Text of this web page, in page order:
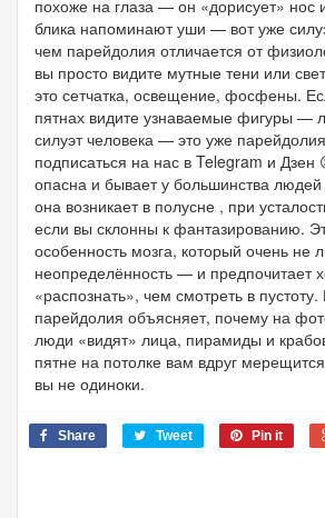
похоже на глаза — он «дорисует» нос
блика напоминают уши — вот уже
чем парейдолия отличается от
вы просто видите мутные тени или
это сетчатка, освещение, фосфены.
пятнах видите узнаваемые фигуры —
силуэт человека — это уже
подписаться на нас в Telegram и
опасна и бывает у большинства
она возникает в полусне , при
если вы склонны к фантазированию.
особенность мозга, который очень не
неопределённость — и предпочитает
«распознать», чем смотреть в
парейдолия объясняет, почему на
люди «видят» лица, пирамиды и
пятне на потолке вам вдруг
вы не одиноки.
Share Tweet Pin it